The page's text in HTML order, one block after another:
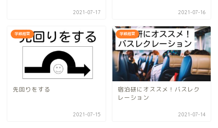
2021-07-17 2021-07-16
学級経営
先回りをする
2021-07-15
学級経営
宿泊研にオススメ！バスレク
レーション
2021-07-14